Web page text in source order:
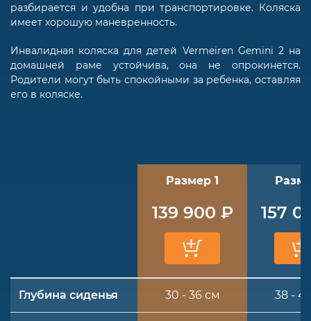
разбирается и удобна при транспортировке. Коляска
имеет хорошую маневренность.
Инвалидная коляска для детей Vermeiren Gemini 2 на
домашней раме устойчива, она не опрокинется.
Родители могут быть спокойными за ребенка, оставляя
его в коляске.
Размер 1
139 900 ₽ 157
Глубина сиденья 30 - 36 см 38 -